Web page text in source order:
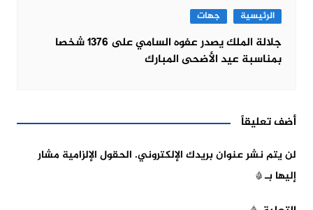
الرئيسية جهات
جلالة الملك يصدر عفوه السامي على 1376 شخصا
بمناسبة عيد الأضحى المبارك
أضف تعليقاً
لن يتم نشر عنوان بريدك الإلكتروني. الحقول الإلزامية مشار
إليها بـ*